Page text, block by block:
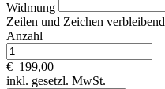
Widmung
Zeilen und Zeichen verbleibend
Anzahl
€ 199,00
inkl. gesetzl. MwSt.